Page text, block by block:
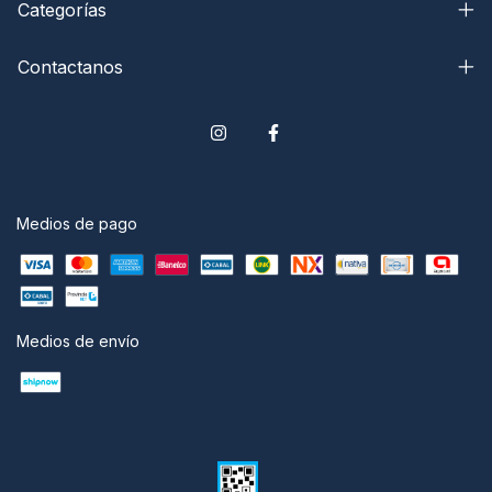
Categorías
Contactanos
Medios de pago
Medios de envío